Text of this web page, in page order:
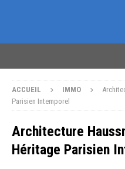
ACCUEIL IMMO
Parisien Intemporel
Architecture
Héritage Parisien